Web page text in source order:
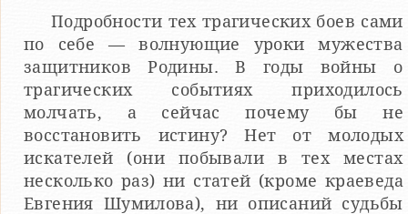
Подробности тех трагических боев сами
по себе — волнующие уроки мужества
защитников Родины. В годы войны о
трагических событиях приходилось
молчать, а сейчас почему бы не
восстановить истину? Нет от молодых
искателей (они побывали в тех местах
несколько раз) ни статей (кроме краеведа
Евгения Шумилова), ни описаний судьбы